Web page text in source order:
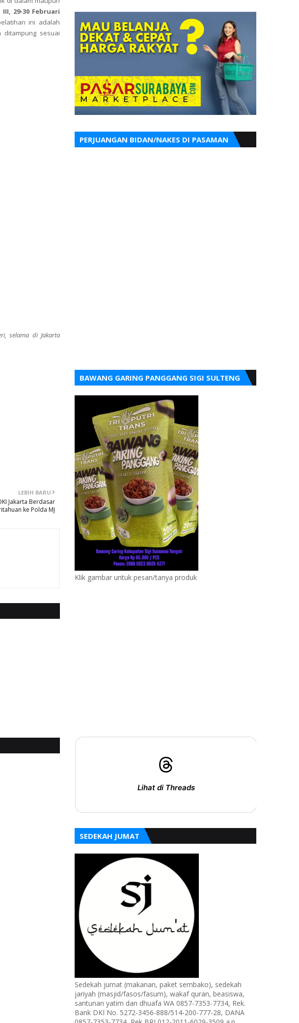
29-30 Februari
ini adalah
ditampung sesuai
selama di Jakarta
LEBIH BARU
Jakarta Berdasar
ke Polda MJ
PERJUANGAN BIDAN/NAKES DI PASAMAN
BAWANG GARING PANGGANG SIGI SULTENG
Klik gambar untuk pesan/tanya produk
Lihat di Threads
SEDEKAH JUMAT
Sedekah jumat (makanan, paket sembako), sedekah
jariyah (masjid/fasos/fasum), wakaf quran, beasiswa,
santunan yatim dan dhuafa WA 0857-7353-7734, Rek.
Bank DKI No. 5272-3456-888/514-200-777-28, DANA